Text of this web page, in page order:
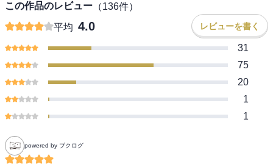
この作品のレビュー （136件）
平均 4.0 レビューを書く
31
75
20
1
1
powered by ブクログ